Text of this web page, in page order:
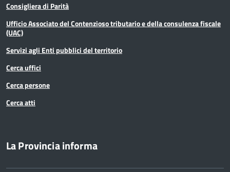
Consigliera di Parità
Ufficio Associato del Contenzioso tributario e della consulenza fiscale
(UAC)
Servizi agli Enti pubblici del territorio
Cerca uffici
Cerca persone
Cerca atti
La Provincia informa